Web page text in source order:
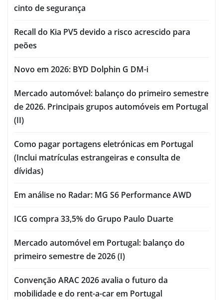
cinto de segurança
Recall do Kia PV5 devido a risco acrescido para
peões
Novo em 2026: BYD Dolphin G DM-i
Mercado automóvel: balanço do primeiro semestre
de 2026. Principais grupos automóveis em Portugal
(II)
Como pagar portagens eletrónicas em Portugal
(Inclui matrículas estrangeiras e consulta de
dívidas)
Em análise no Radar: MG S6 Performance AWD
ICG compra 33,5% do Grupo Paulo Duarte
Mercado automóvel em Portugal: balanço do
primeiro semestre de 2026 (I)
Convenção ARAC 2026 avalia o futuro da
mobilidade e do rent-a-car em Portugal